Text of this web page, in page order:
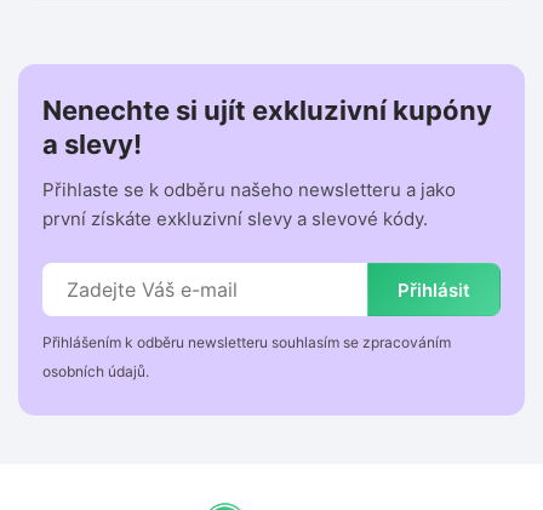
Nenechte si ujít exkluzivní kupóny
a slevy!
Přihlaste se k odběru našeho newsletteru a jako
první získáte exkluzivní slevy a slevové kódy.
Přihlásit
Přihlášením k odběru newsletteru souhlasím se zpracováním
osobních údajů.